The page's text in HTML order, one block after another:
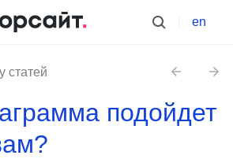
en
статей
подойдет